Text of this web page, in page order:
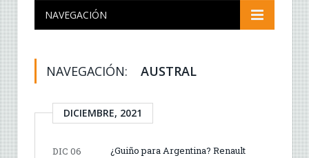
NAVEGACIÓN
NAVEGACIÓN: AUSTRAL
DICIEMBRE, 2021
DIC 06
¿Guiño para Argentina? Renault